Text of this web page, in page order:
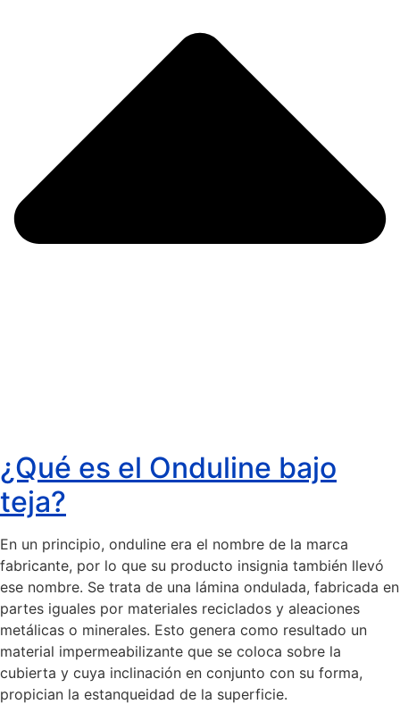
¿Qué es el Onduline bajo
teja?
En un principio, onduline era el nombre de la marca
fabricante, por lo que su producto insignia también llevó
ese nombre. Se trata de una lámina ondulada, fabricada en
partes iguales por materiales reciclados y aleaciones
metálicas o minerales. Esto genera como resultado un
material impermeabilizante que se coloca sobre la
cubierta y cuya inclinación en conjunto con su forma,
propician la estanqueidad de la superficie.